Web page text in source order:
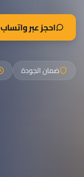
احجز عبر واتساب
ضمان الجودة